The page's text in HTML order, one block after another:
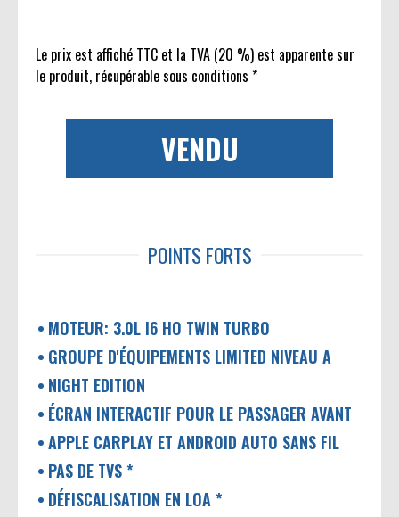
Le prix est affiché TTC et la TVA (20 %) est apparente sur
le produit, récupérable sous conditions *
VENDU
POINTS FORTS
MOTEUR: 3.0L I6 HO TWIN TURBO
GROUPE D'ÉQUIPEMENTS LIMITED NIVEAU A
NIGHT EDITION
ÉCRAN INTERACTIF POUR LE PASSAGER AVANT
APPLE CARPLAY ET ANDROID AUTO SANS FIL
PAS DE TVS *
DÉFISCALISATION EN LOA *